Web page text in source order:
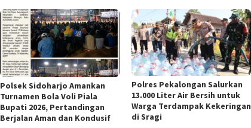
Polsek Sidoharjo Amankan
Turnamen Bola Voli Piala
Bupati 2026, Pertandingan
Berjalan Aman dan Kondusif
Polres Pekalongan Salurkan
13.000 Liter Air Bersih untuk
Warga Terdampak Kekeringan
di Sragi